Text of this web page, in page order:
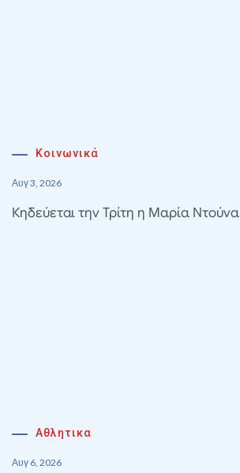
Κοινωνικά
Αυγ 3, 2026
Κηδεύεται την Τρίτη η Μαρία Ντούνα
Αθλητικα
Αυγ 6, 2026